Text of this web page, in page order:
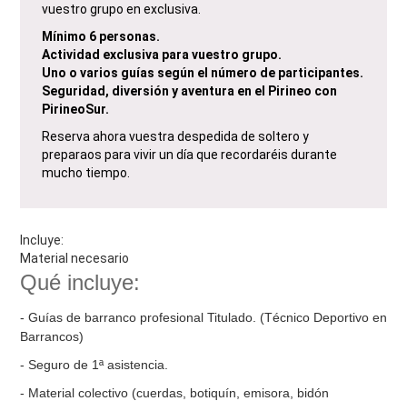
vuestro grupo en exclusiva.
Mínimo 6 personas.
Actividad exclusiva para vuestro grupo.
Uno o varios guías según el número de participantes.
Seguridad, diversión y aventura en el Pirineo con
PirineoSur.
Reserva ahora vuestra despedida de soltero y
preparaos para vivir un día que recordaréis durante
mucho tiempo.
Incluye:
Material necesario
Qué incluye:
- Guías de barranco profesional Titulado. (Técnico Deportivo en
Barrancos)
- Seguro de 1ª asistencia.
- Material colectivo (cuerdas, botiquín, emisora, bidón